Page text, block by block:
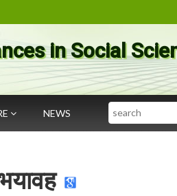
in Social
NEWS Search